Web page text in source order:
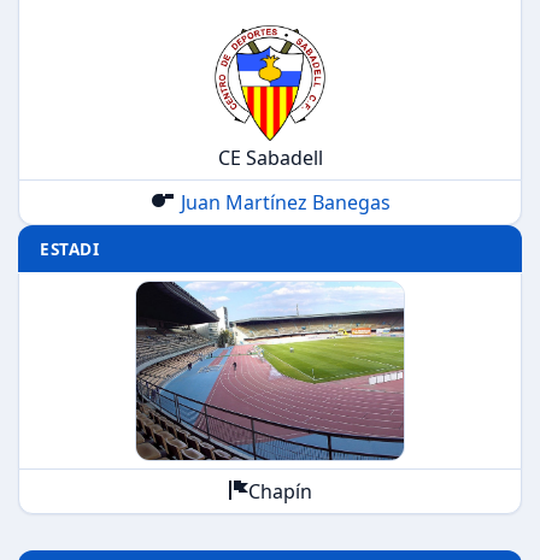
CE Sabadell
Juan Martínez Banegas
ESTADI
Chapín